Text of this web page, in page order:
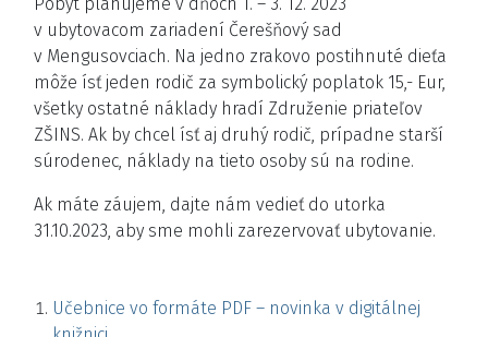
v ubytovacom zariadení Čerešňový sad
v Mengusovciach. Na jedno zrakovo postihnuté dieťa
môže ísť jeden rodič za symbolický poplatok 15,- Eur,
všetky ostatné náklady hradí Združenie priateľov
ZŠINS. Ak by chcel ísť aj druhý rodič, prípadne starší
súrodenec, náklady na tieto osoby sú na rodine.
Ak máte záujem, dajte nám vedieť do utorka
31.10.2023, aby sme mohli zarezervovať ubytovanie.
Učebnice vo formáte PDF – novinka v digitálnej